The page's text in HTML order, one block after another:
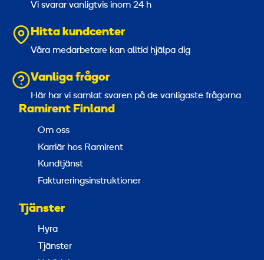
Vi svarar vanligtvis inom 24 h
Hitta kundcenter
Våra medarbetare kan alltid hjälpa dig
Vanliga frågor
Här har vi samlat svaren på de vanligaste frågorna
Ramirent Finland
Om oss
Karriär hos Ramirent
Kundtjänst
Faktureringsinstruktioner
Tjänster
Hyra
Tjänster